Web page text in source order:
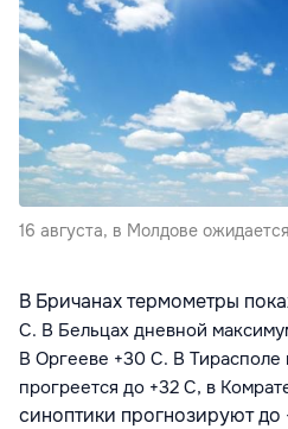
16 августа, в Молдове
В Бричанах термометры
С. В Бельцах дневной
В Оргееве +30 С. В Тирасполе
прогреется до +32 С, в
синоптики прогнозируют до